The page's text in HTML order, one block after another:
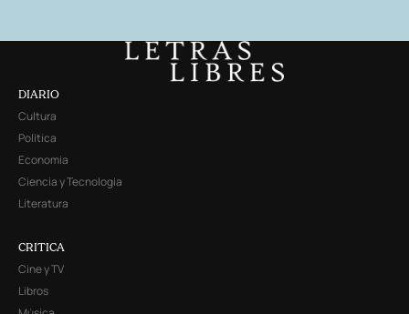
DIARIO
Cultura
Política
Economía
Ciencia y Tecnología
Literatura
CRITICA
Cine y TV
Libros